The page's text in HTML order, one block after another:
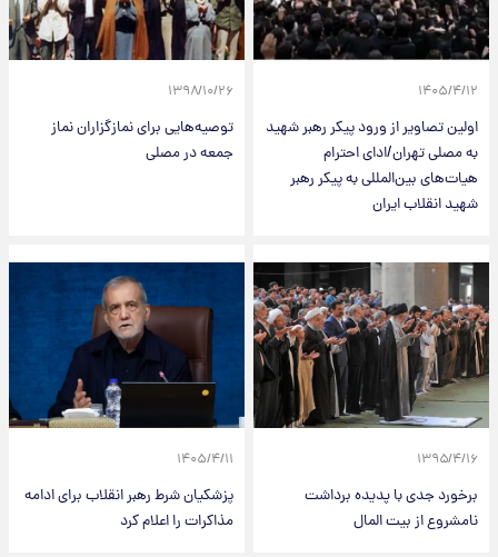
۱۴۰۵/۴/۱۲
اولین تصاویر از ورود پیکر رهبر شهید
به مصلی تهران/ادای احترام
هیات‌های بین‌المللی به پیکر رهبر
شهید انقلاب ایران
۱۳۹۸/۱۰/۲۶
توصیه‌هایی برای نمازگزاران نماز
جمعه در مصلی
۱۳۹۵/۴/۱۶
برخورد جدی با پدیده برداشت
نامشروع از بیت المال
۱۴۰۵/۴/۱۱
پزشکیان شرط رهبر انقلاب برای ادامه
مذاکرات را اعلام کرد